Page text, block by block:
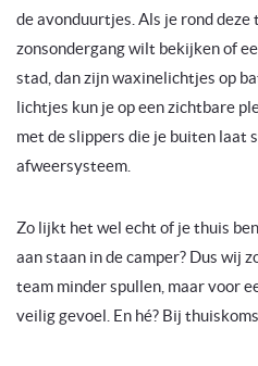
de avonduurtjes. Als je rond deze
zonsondergang wilt bekijken of
stad, dan zijn waxinelichtjes op
lichtjes kun je op een zichtbare
met de slippers die je buiten laat
afweersysteem.
Zo lijkt het wel echt of je thuis
aan staan in de camper? Dus wij
team minder spullen, maar voor
veilig gevoel. En hé? Bij